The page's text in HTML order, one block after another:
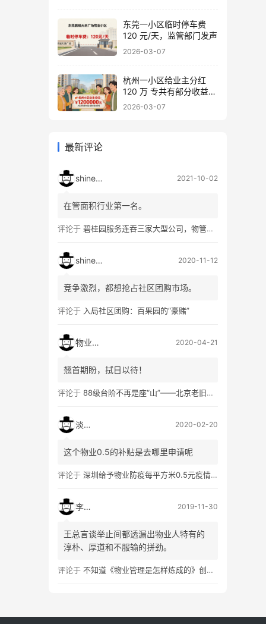
东莞一小区临时停车费
120 元/天，监管部门发声
2026-03-07
杭州一小区给业主分红
120 万 专共有部分收益归
业主 物业不能动
2026-03-07
最新评论
shineshi 2021-10-02
在管面积行业第一名。
评论于 碧桂园服务连吞三家大型公司，物管行业跑出首个巨无霸
shineshi 2020-11-12
竞争激烈，都想抢占社区团购市场。
评论于 入局社区团购：百果园的“豪赌”
物业软件 2020-04-21
翘首期盼，拭目以待！
评论于 88级台阶不再是座“山”——北京老旧小区加装电梯调查
淡然 2020-02-20
这个物业0.5的补贴是去哪里申请呢
评论于 深圳给予物业防疫每平方米0.5元疫情防控补助
李树华 2019-11-30
王总言谈举止间都透漏出物业人特有的
淳朴、厚道和不服输的拼劲。
评论于 不知道《物业管理是怎样炼成的》创作者是谁，今天我们一起认识他